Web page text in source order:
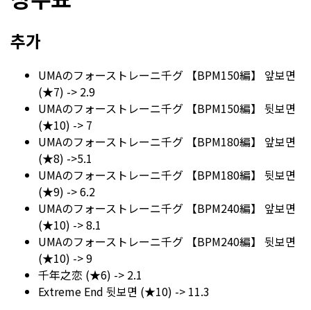
추가
UMAのフォーストレーニ千グ 【BPM150編】 앞보면
(★7) -> 2.9
UMAのフォーストレーニ千グ 【BPM150編】 뒷보면
(★10) -> 7
UMAのフォーストレーニ千グ 【BPM180編】 앞보면
(★8) ->5.1
UMAのフォーストレーニ千グ 【BPM180編】 뒷보면
(★9) -> 6.2
UMAのフォーストレーニ千グ 【BPM240編】 앞보면
(★10) -> 8.1
UMAのフォーストレーニ千グ 【BPM240編】 뒷보면
(★10) -> 9
千年之恋 (★6) -> 2.1
Extreme End 뒷보면 (★10) -> 11.3